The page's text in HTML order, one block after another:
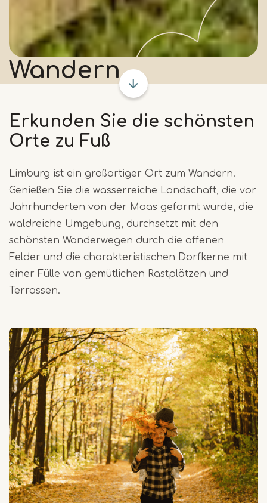
Wandern
Erkunden Sie die schönsten
Orte zu Fuß
Limburg ist ein großartiger Ort zum Wandern.
Genießen Sie die wasserreiche Landschaft, die vor
Jahrhunderten von der Maas geformt wurde, die
waldreiche Umgebung, durchsetzt mit den
schönsten Wanderwegen durch die offenen
Felder und die charakteristischen Dorfkerne mit
einer Fülle von gemütlichen Rastplätzen und
Terrassen.